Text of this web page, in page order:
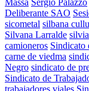
Massa Sergio Palazzo
Deliberante SAO
sicometal silbana
Silvana Larralde
camioneros Sindicato
carne de viedma
Negro sindicato de
Sindicato de
trabajadores viales